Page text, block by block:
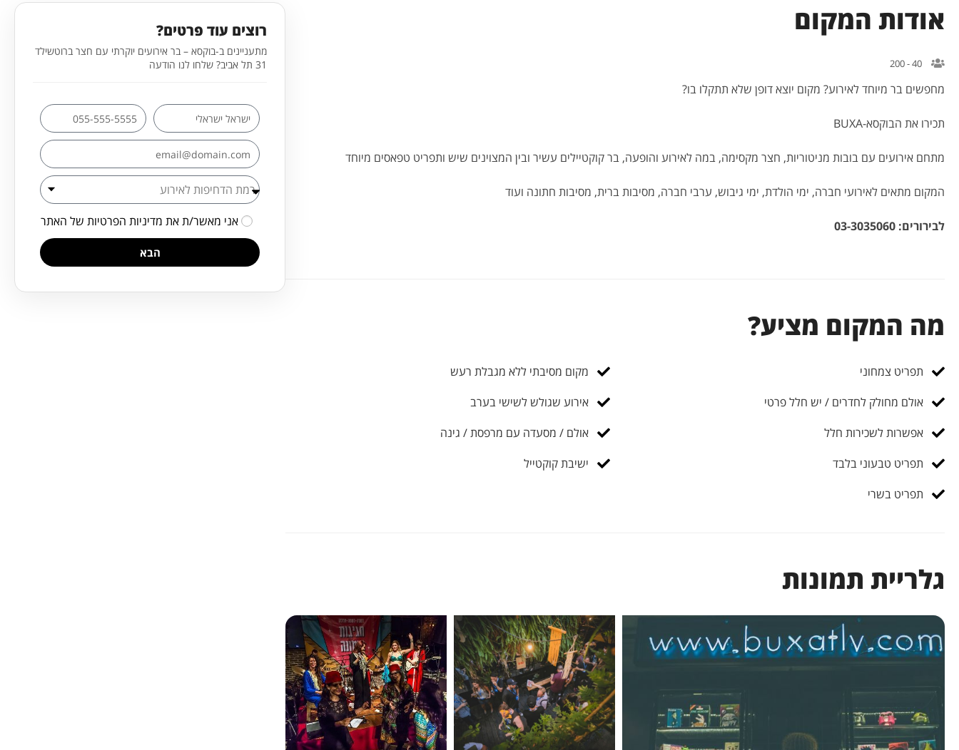
אודות המקום
40 - 200
מחפשים בר מיוחד לאירוע? מקום יוצא דופן שלא תתקלו בו?
תכירו את הבוקסא-BUXA
מתחם אירועים עם בובות מניטוריות, חצר מקסימה, במה לאירוע והופעה, בר קוקטיילים עשיר ובין המצוינים שיש ותפריט טפאסים מיוחד
המקום מתאים לאירועי חברה, ימי הולדת, ימי גיבוש, ערבי חברה, מסיבות ברית, מסיבות חתונה ועוד
לבירורים: 03-3035060
מה המקום מציע?
תפריט צמחוני
מקום מסיבתי ללא מגבלת רעש
אולם מחולק לחדרים / יש חלל פרטי
אירוע שגולש לשישי בערב
אפשרות לשכירות חלל
אולם / מסעדה עם מרפסת / גינה
תפריט טבעוני בלבד
ישיבת קוקטייל
תפריט בשרי
גלריית תמונות
רוצים עוד פרטים?
מתעניינים ב-בוקסא – בר אירועים יוקרתי עם חצר ברוטשילד
31 תל אביב? שלחו לנו הודעה
אני מאשר/ת את מדיניות הפרטיות של האתר
הבא